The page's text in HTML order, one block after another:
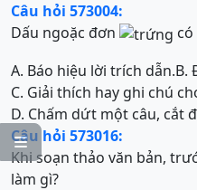

Câu hỏi 573004:
Dấu ngoặc đơn
A. Báo hiệu lời trích dẫn.B.
C. Giải thích hay ghi chú
D. Chấm dứt một câu, cắt
Câu hỏi 573016:
Khi soạn thảo văn bản,
làm gì?